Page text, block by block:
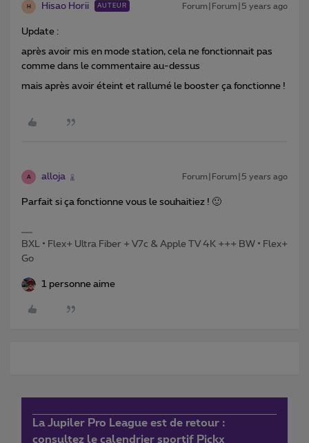
H Hisao Horii AUTEUR Forum|Forum|5 years ago
Update :
après avoir mis en mode station, cela ne fonctionnait pas
comme dans le commentaire au-dessus
mais après avoir éteint et rallumé le booster ça fonctionne !
A alloja Forum|Forum|5 years ago
Parfait si ça fonctionne vous le souhaitiez ! 🙂
BXL • Flex+ Ultra Fiber + V7c & Apple TV 4K +++ BW • Flex+
Go
1 personne aime
La Jupiler Pro League est de retour :
consultez le calendrier sportif Pickx